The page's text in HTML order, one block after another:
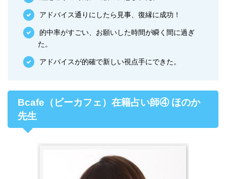
アドバイス通りにしたら見事、復縁に成功！
的中率がすごい、お願いした時間が瞬く間に過ぎ
た。
アドバイスが的確で新しい視点手にできた。
Bcafe（ビーカフェ）在籍占い師④ ほのか
先生